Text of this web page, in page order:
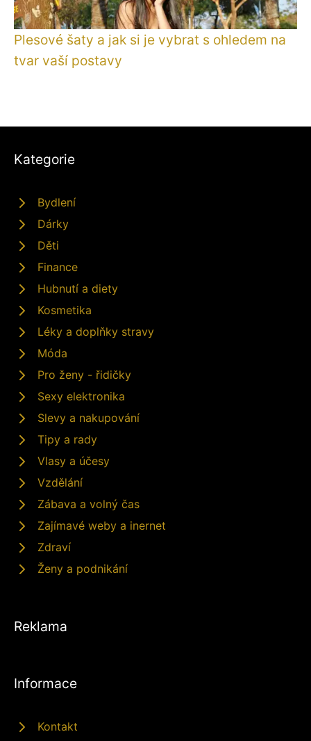
Plesové šaty a jak si je vybrat s ohledem na
tvar vaší postavy
Kategorie
Bydlení
Dárky
Děti
Finance
Hubnutí a diety
Kosmetika
Léky a doplňky stravy
Móda
Pro ženy - řidičky
Sexy elektronika
Slevy a nakupování
Tipy a rady
Vlasy a účesy
Vzdělání
Zábava a volný čas
Zajímavé weby a inernet
Zdraví
Ženy a podnikání
Reklama
Informace
Kontakt